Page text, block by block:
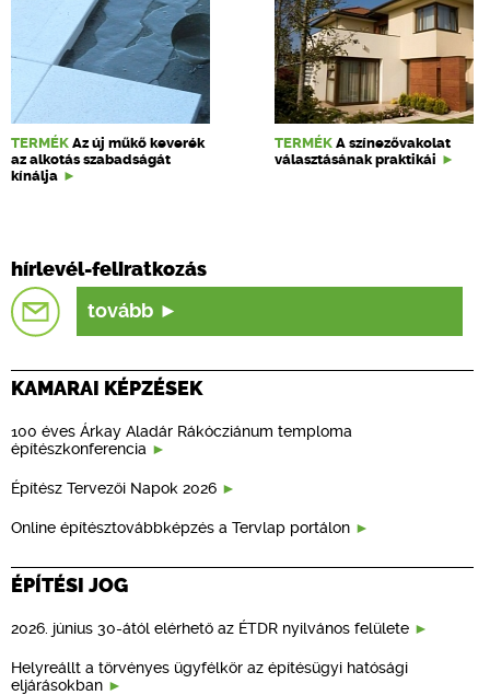
TERMÉK Az új műkő keverék
az alkotás szabadságát
kínálja
TERMÉK A színezővakolat
választásának praktikái
hírlevél-feliratkozás
tovább
KAMARAI KÉPZÉSEK
100 éves Árkay Aladár Rákócziánum temploma
építészkonferencia
Építész Tervezői Napok 2026
Online építésztovábbképzés a Tervlap portálon
ÉPÍTÉSI JOG
2026. június 30-ától elérhető az ÉTDR nyilvános felülete
Helyreállt a törvényes ügyfélkör az építésügyi hatósági
eljárásokban